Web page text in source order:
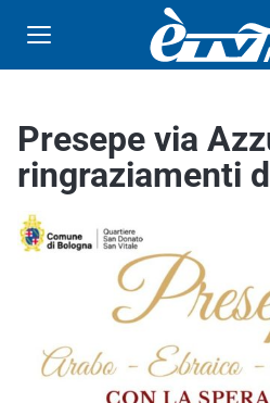
Presepe via
ringraziamenti